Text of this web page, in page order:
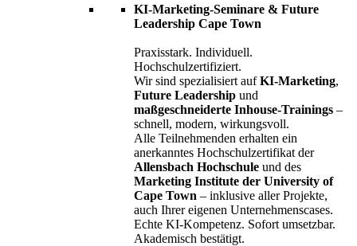
KI-Marketing-Seminare & Future
Leadership Cape Town
Praxisstark. Individuell.
Hochschulzertifiziert.
Wir sind spezialisiert aufKI-Marketing,
Future Leadership und
maßgeschneiderte Inhouse-Trainings –
schnell, modern, wirkungsvoll.
Alle Teilnehmenden erhalten ein
anerkanntes Hochschulzertifikat der
Allensbach Hochschule und des
Marketing Institute der University of
Cape Town – inklusive aller Projekte,
auch Ihrer eigenen Unternehmenscases.
Echte KI-Kompetenz. Sofort umsetzbar.
Akademisch bestätigt.